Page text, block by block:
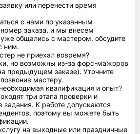
или перенести время
с нами по указанным
заказа, и мы внесем
общались с мастером, обсудите
ним.
не приехал вовремя?
но возможны из-за форс-мажоров
предыдущем заказе). Уточните
мастеру.
квалификация и опыт?
три этапа проверки и
задания. К работе допускаются
поэтому вы можете быть
на выходные или праздничные